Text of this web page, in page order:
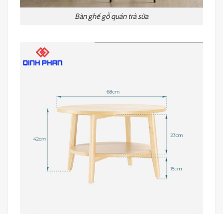
Bàn ghế gỗ quán trà sữa